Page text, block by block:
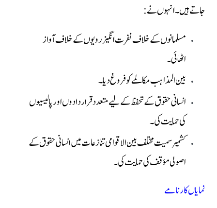
جاتے ہیں۔ انہوں نے:
مسلمانوں کے خلاف نفرت انگیز رویوں کے خلاف آواز
اٹھائی۔
بین المذاہب مکالمے کو فروغ دیا۔
انسانی حقوق کے تحفظ کے لیے متعدد قراردادوں اور پالیسیوں
کی حمایت کی۔
کشمیر سمیت مختلف بین الاقوامی تنازعات میں انسانی حقوق کے
اصولی مؤقف کی حمایت کی۔
نمایاں کارنامے